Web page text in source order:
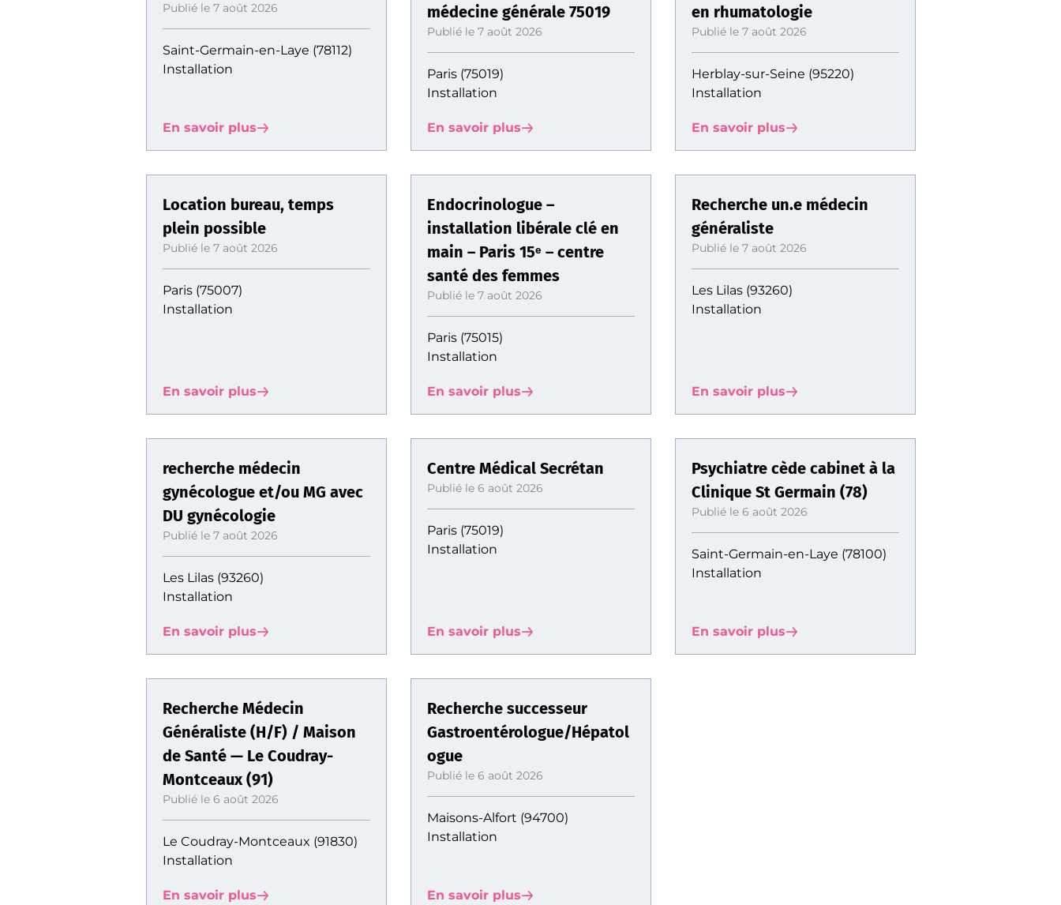
Publié le 7 août 2026
Saint-Germain-en-Laye (78112)
Installation
En savoir plus
médecine générale 75019
Publié le 7 août 2026
Paris (75019)
Installation
En savoir plus
en rhumatologie
Publié le 7 août 2026
Herblay-sur-Seine (95220)
Installation
En savoir plus
Location bureau, temps
plein possible
Publié le 7 août 2026
Paris (75007)
Installation
En savoir plus
Endocrinologue –
installation libérale clé en
main – Paris 15ᵉ – centre
santé des femmes
Publié le 7 août 2026
Paris (75015)
Installation
En savoir plus
Recherche un.e médecin
généraliste
Publié le 7 août 2026
Les Lilas (93260)
Installation
En savoir plus
recherche médecin
gynécologue et/ou MG avec
DU gynécologie
Publié le 7 août 2026
Les Lilas (93260)
Installation
En savoir plus
Centre Médical Secrétan
Publié le 6 août 2026
Paris (75019)
Installation
En savoir plus
Psychiatre cède cabinet à la
Clinique St Germain (78)
Publié le 6 août 2026
Saint-Germain-en-Laye (78100)
Installation
En savoir plus
Recherche Médecin
Généraliste (H/F) / Maison
de Santé — Le Coudray-
Montceaux (91)
Publié le 6 août 2026
Le Coudray-Montceaux (91830)
Installation
En savoir plus
Recherche successeur
Gastroentérologue/Hépatol
ogue
Publié le 6 août 2026
Maisons-Alfort (94700)
Installation
En savoir plus